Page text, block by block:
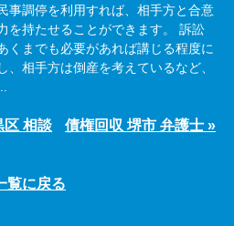
事調停を利用すれば、相手方と合意
を持たせることができます。 訴訟
くまでも必要があれば講じる程度に
相手方は倒産を考えているなど、
区 相談 債権回収 堺市 弁護士 »
覧に戻る